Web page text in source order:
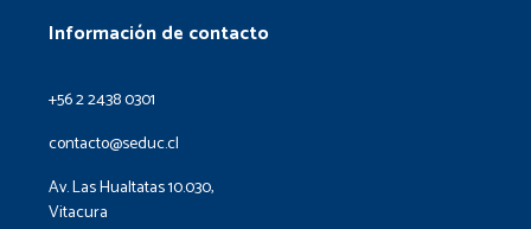
Información de contacto
+56 2 2438 0301
contacto@seduc.cl
Av. Las Hualtatas 10.030,
Vitacura